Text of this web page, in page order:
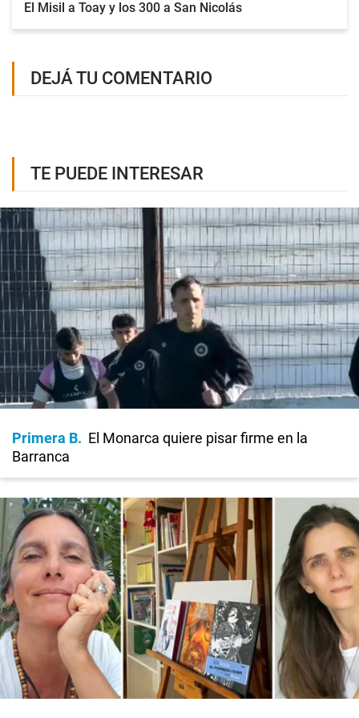
El Misil a Toay y los 300 a San Nicolás
DEJÁ TU COMENTARIO
TE PUEDE INTERESAR
Primera B
El Monarca quiere pisar firme en la
Barranca